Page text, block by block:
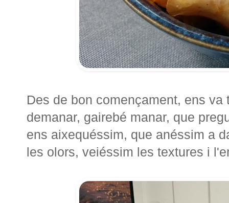
Des de bon començament, ens
demanar, gairebé manar, que
ens aixequéssim, que anéssim a
les olors, veiéssim les textures i